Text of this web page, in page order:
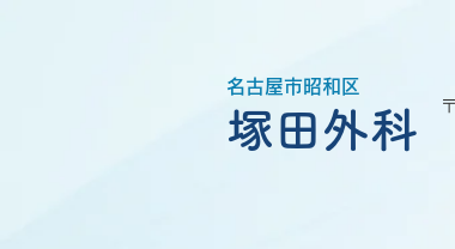
名古屋市昭和区
塚田外科